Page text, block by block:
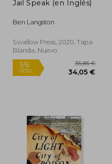
5%
dcto. 23,86
Jail Speak (en Inglés)
Ben Langston
Swallow Press, 2020, Tapa
Blanda, Nuevo